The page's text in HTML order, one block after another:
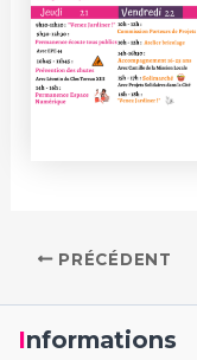
PRÉCÉDENT
Informations